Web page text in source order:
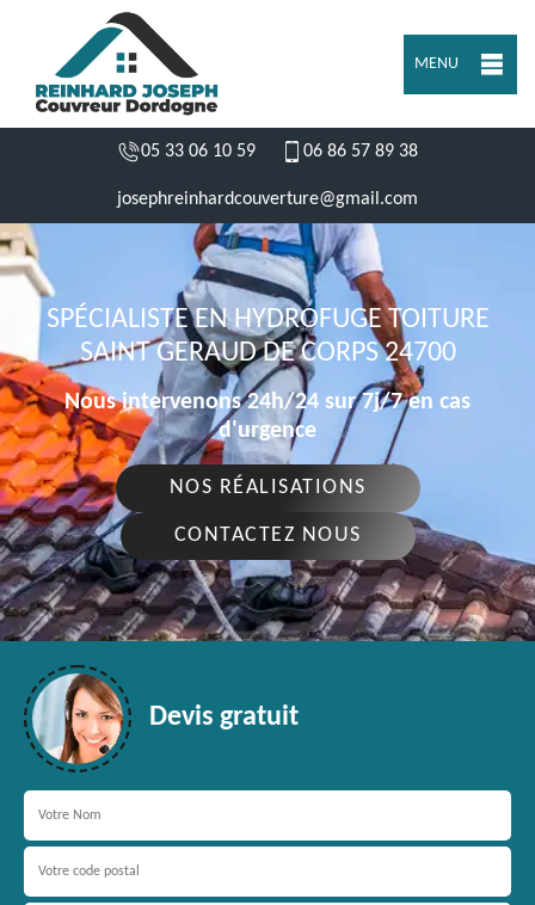
MENU
05 33 06 10 59 06 86 57 89 38
josephreinhardcouverture@gmail.com
SPÉCIALISTE EN HYDROFUGE TOITURE
SAINT GERAUD DE CORPS 24700
Nous intervenons 24h/24 sur 7j/7 en cas
d'urgence
NOS RÉALISATIONS
CONTACTEZ NOUS
Devis gratuit